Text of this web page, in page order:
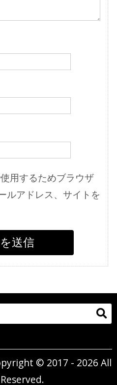
用するためブラウザ
ルアドレス、サイトを
© 2017 - 2026 All